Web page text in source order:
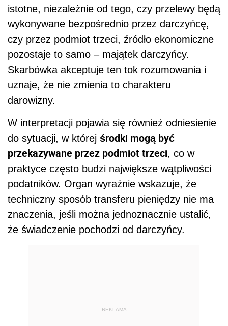
istotne, niezależnie od tego, czy przelewy będą
wykonywane bezpośrednio przez darczyńcę,
czy przez podmiot trzeci, źródło ekonomiczne
pozostaje to samo – majątek darczyńcy.
Skarbówka akceptuje ten tok rozumowania i
uznaje, że nie zmienia to charakteru
darowizny.
W interpretacji pojawia się również odniesienie
do sytuacji, w której środki mogą być
przekazywane przez podmiot trzeci, co w
praktyce często budzi największe wątpliwości
podatników. Organ wyraźnie wskazuje, że
techniczny sposób transferu pieniędzy nie ma
znaczenia, jeśli można jednoznacznie ustalić,
że świadczenie pochodzi od darczyńcy.
REKLAMA